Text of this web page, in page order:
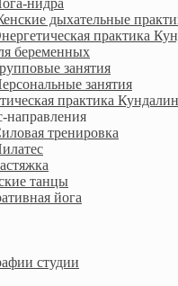
дыхательные
практика
беременных
занятия
занятия
практика
направления
тренировка
танцы
йога
студии